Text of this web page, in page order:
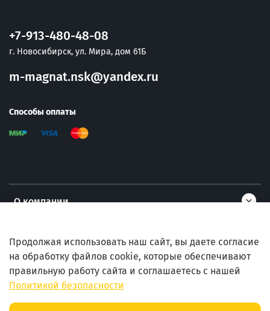
В корзину
О компании
Информация
Помощь
+7-913-480-48-08
г. Новосибирск, ул. Мира, дом 61Б
m-magnat.nsk@yandex.ru
Способы оплаты
Продолжая использовать наш сайт, вы даете согласие
на обработку файлов cookie, которые обеспечивают
правильную работу сайта и соглашаетесь с нашей
Политикой безопасности